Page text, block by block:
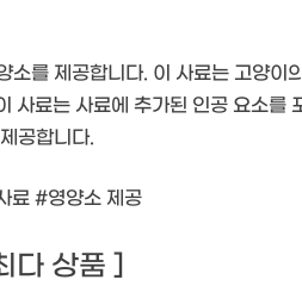
소를 제공합니다. 이 사료는 고양이
료는 사료에 추가된 인공 요소를
공합니다.
료 #영양소 제공
다 상품 ]